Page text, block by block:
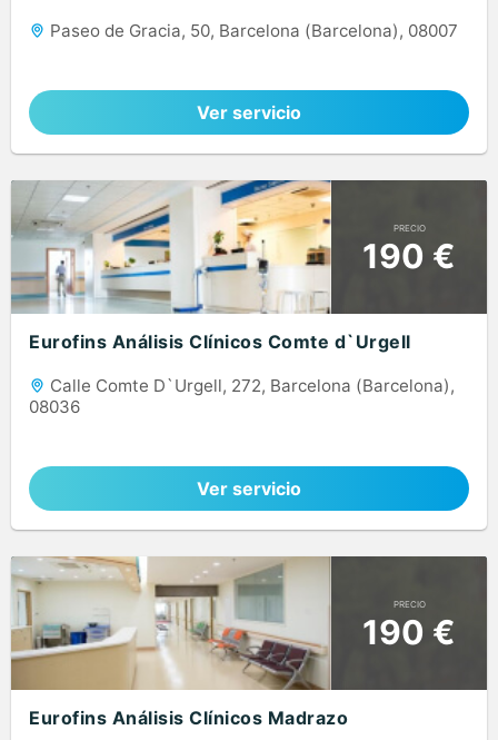
Paseo de Gracia, 50, Barcelona (Barcelona), 08007
Ver servicio
PRECIO
190 €
Eurofins Análisis Clínicos Comte d`Urgell
Calle Comte D`Urgell, 272, Barcelona (Barcelona),
08036
Ver servicio
PRECIO
190 €
Eurofins Análisis Clínicos Madrazo